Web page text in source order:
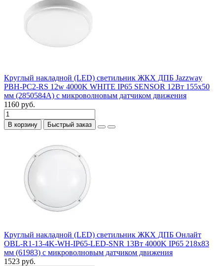
Круглый накладной (LED) светильник ЖКХ ДПБ Jazzway
PBH-PC2-RS 12w 4000K WHITE IP65 SENSOR 12Вт 155х50
мм (2850584A) с микроволновым датчиком движения
1160 руб.
В корзину Быстрый заказ
Круглый накладной (LED) светильник ЖКХ ДПБ Онлайт
OBL-R1-13-4K-WH-IP65-LED-SNR 13Вт 4000K IP65 218x83
мм (61983) с микроволновым датчиком движения
1523 руб.